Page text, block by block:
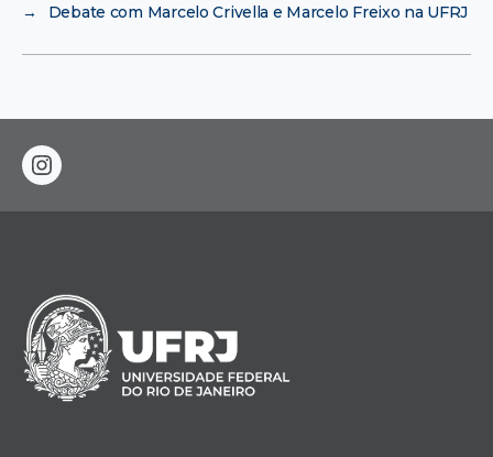
→
Debate com Marcelo Crivella e Marcelo Freixo na UFRJ
instagram